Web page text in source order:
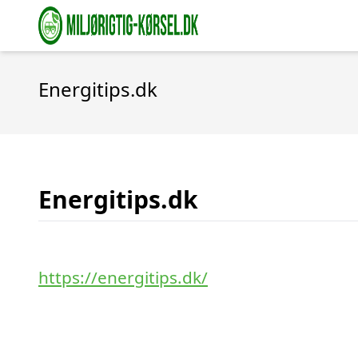
Energitips.dk
Energitips.dk
https://energitips.dk/